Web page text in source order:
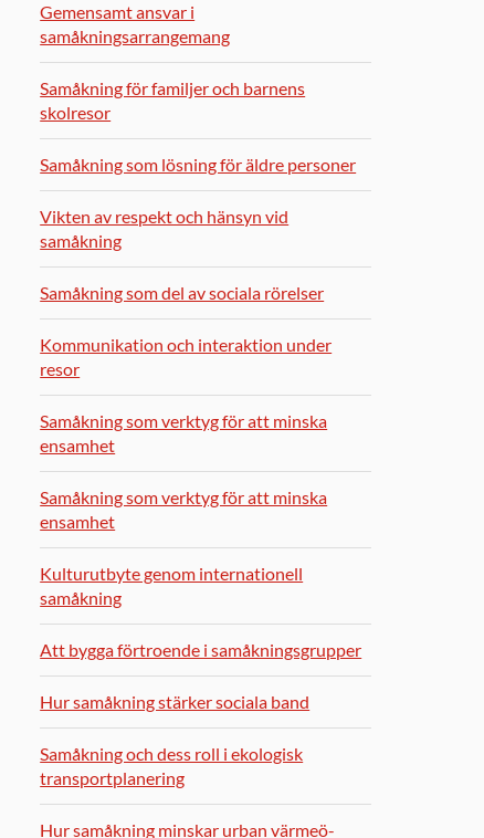
Gemensamt ansvar i
samåkningsarrangemang
Samåkning för familjer och barnens
skolresor
Samåkning som lösning för äldre personer
Vikten av respekt och hänsyn vid
samåkning
Samåkning som del av sociala rörelser
Kommunikation och interaktion under
resor
Samåkning som verktyg för att minska
ensamhet
Samåkning som verktyg för att minska
ensamhet
Kulturutbyte genom internationell
samåkning
Att bygga förtroende i samåkningsgrupper
Hur samåkning stärker sociala band
Samåkning och dess roll i ekologisk
transportplanering
Hur samåkning minskar urban värmeö-